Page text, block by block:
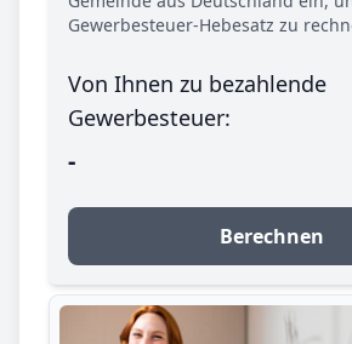
Gewerbesteuer-Hebesatz zu
Von Ihnen zu bezahlende
Gewerbesteuer:
-
Berechnen